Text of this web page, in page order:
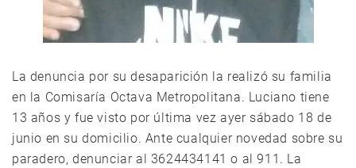
La denuncia por su desaparición la realizó su familia
en la Comisaría Octava Metropolitana. Luciano tiene
13 años y fue visto por última vez ayer sábado 18 de
junio en su domicilio. Ante cualquier novedad sobre su
paradero, denunciar al 3624434141 o al 911. La